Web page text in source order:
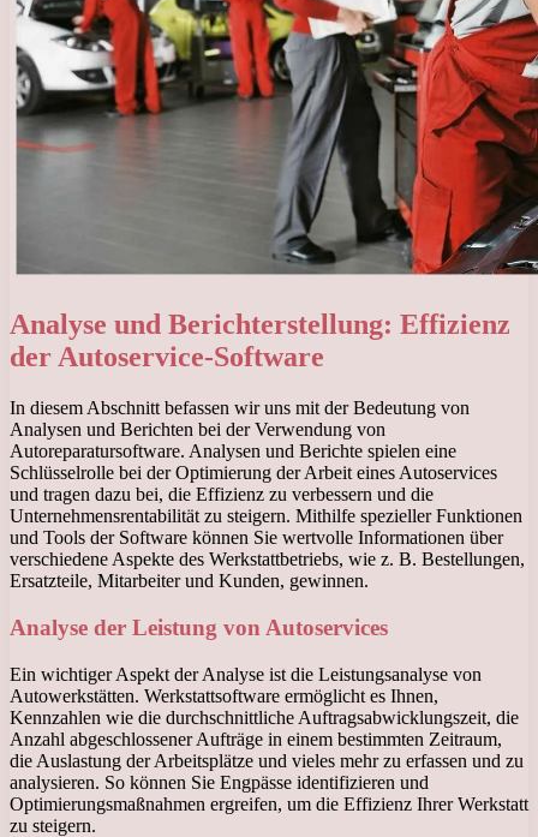
Analyse und Berichterstellung: Effizienz
der Autoservice-Software
In diesem Abschnitt befassen wir uns mit der Bedeutung von
Analysen und Berichten bei der Verwendung von
Autoreparatursoftware. Analysen und Berichte spielen eine
Schlüsselrolle bei der Optimierung der Arbeit eines Autoservices
und tragen dazu bei, die Effizienz zu verbessern und die
Unternehmensrentabilität zu steigern. Mithilfe spezieller Funktionen
und Tools der Software können Sie wertvolle Informationen über
verschiedene Aspekte des Werkstattbetriebs, wie z. B. Bestellungen,
Ersatzteile, Mitarbeiter und Kunden, gewinnen.
Analyse der Leistung von Autoservices
Ein wichtiger Aspekt der Analyse ist die Leistungsanalyse von
Autowerkstätten. Werkstattsoftware ermöglicht es Ihnen,
Kennzahlen wie die durchschnittliche Auftragsabwicklungszeit, die
Anzahl abgeschlossener Aufträge in einem bestimmten Zeitraum,
die Auslastung der Arbeitsplätze und vieles mehr zu erfassen und zu
analysieren. So können Sie Engpässe identifizieren und
Optimierungsmaßnahmen ergreifen, um die Effizienz Ihrer Werkstatt
zu steigern.